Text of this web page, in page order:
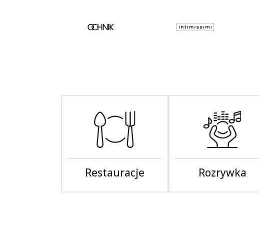
Restauracje Rozrywka